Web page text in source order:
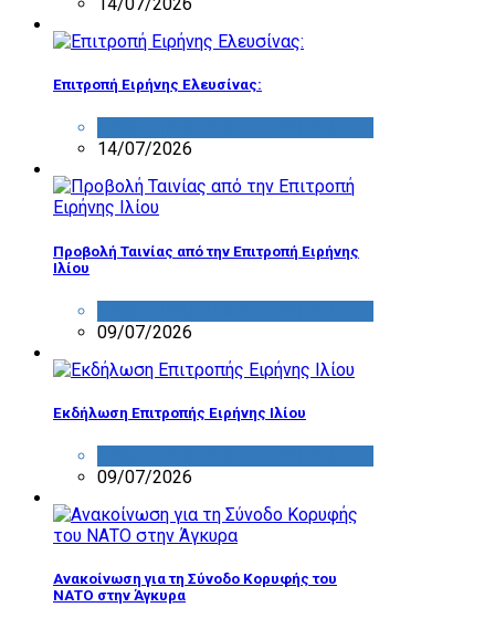
Επιτροπή Ειρήνης Ελευσίνας:
14/07/2026
Προβολή Ταινίας από την Επιτροπή Ειρήνης
Ιλίου
09/07/2026
Εκδήλωση Επιτροπής Ειρήνης Ιλίου
09/07/2026
Ανακοίνωση για τη Σύνοδο Κορυφής του
ΝΑΤΟ στην Άγκυρα